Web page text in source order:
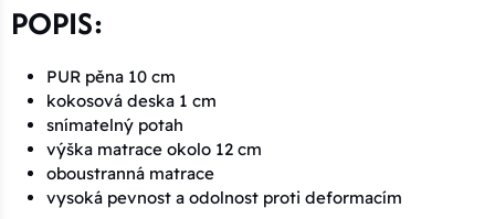
POPIS:
PUR pěna 10 cm
kokosová deska 1 cm
snímatelný potah
výška matrace okolo 12 cm
oboustranná matrace
vysoká pevnost a odolnost proti deformacím